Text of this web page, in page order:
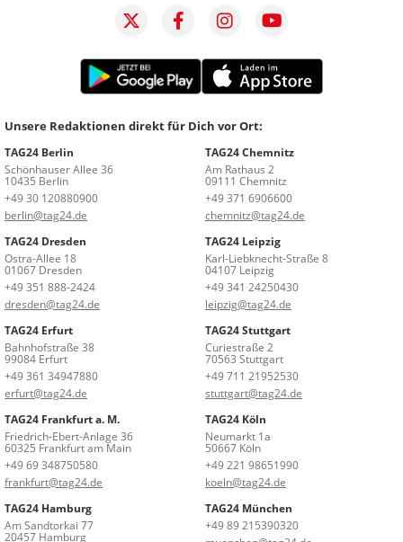
Unsere Redaktionen direkt für Dich vor Ort:
TAG24 Berlin
Schönhauser Allee 36
10435 Berlin
+49 30 120880900
berlin@tag24.de
TAG24 Chemnitz
Am Rathaus 2
09111 Chemnitz
+49 371 6906600
chemnitz@tag24.de
TAG24 Dresden
Ostra-Allee 18
01067 Dresden
+49 351 888-2424
dresden@tag24.de
TAG24 Leipzig
Karl-Liebknecht-Straße 8
04107 Leipzig
+49 341 24250430
leipzig@tag24.de
TAG24 Erfurt
Bahnhofstraße 38
99084 Erfurt
+49 361 34947880
erfurt@tag24.de
TAG24 Stuttgart
Curiestraße 2
70563 Stuttgart
+49 711 21952530
stuttgart@tag24.de
TAG24 Frankfurt a. M.
Friedrich-Ebert-Anlage 36
60325 Frankfurt am Main
+49 69 348750580
frankfurt@tag24.de
TAG24 Köln
Neumarkt 1a
50667 Köln
+49 221 98651990
koeln@tag24.de
TAG24 Hamburg
Am Sandtorkai 77
20457 Hamburg
TAG24 München
+49 89 215390320